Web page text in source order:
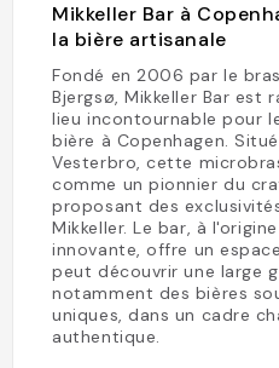
Mikkeller Bar à
la bière artisanale
Fondé en 2006 par le
Bjergsø, Mikkeller Bar est
lieu incontournable pour
bière à Copenhagen.
Vesterbro, cette
comme un pionnier du
proposant des
Mikkeller. Le bar, à
innovante, offre un
peut découvrir une large
notamment des bières
uniques, dans un cadre
authentique.